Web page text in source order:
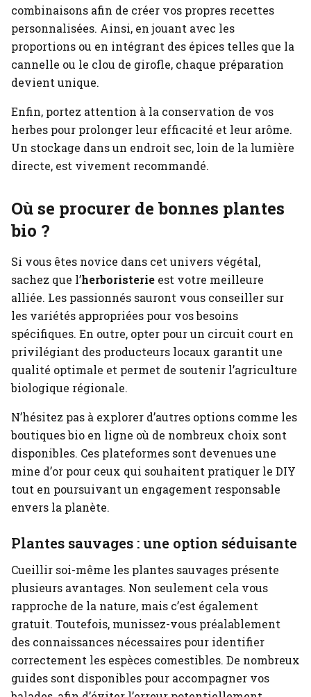
combinaisons afin de créer vos propres recettes
personnalisées. Ainsi, en jouant avec les
proportions ou en intégrant des épices telles que la
cannelle ou le clou de girofle, chaque préparation
devient unique.
Enfin, portez attention à la conservation de vos
herbes pour prolonger leur efficacité et leur arôme.
Un stockage dans un endroit sec, loin de la lumière
directe, est vivement recommandé.
Où se procurer de bonnes plantes
bio ?
Si vous êtes novice dans cet univers végétal,
sachez que l’herboristerie est votre meilleure
alliée. Les passionnés sauront vous conseiller sur
les variétés appropriées pour vos besoins
spécifiques. En outre, opter pour un circuit court en
privilégiant des producteurs locaux garantit une
qualité optimale et permet de soutenir l’agriculture
biologique régionale.
N’hésitez pas à explorer d’autres options comme les
boutiques bio en ligne où de nombreux choix sont
disponibles. Ces plateformes sont devenues une
mine d’or pour ceux qui souhaitent pratiquer le DIY
tout en poursuivant un engagement responsable
envers la planète.
Plantes sauvages : une option séduisante
Cueillir soi-même les plantes sauvages présente
plusieurs avantages. Non seulement cela vous
rapproche de la nature, mais c’est également
gratuit. Toutefois, munissez-vous préalablement
des connaissances nécessaires pour identifier
correctement les espèces comestibles. De nombreux
guides sont disponibles pour accompagner vos